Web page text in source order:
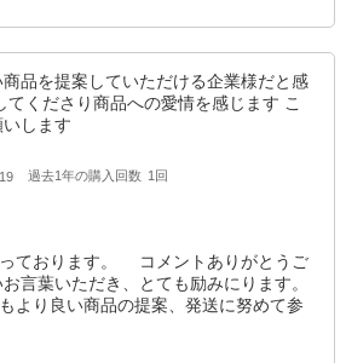
品を提案していただける企業様だと感
てくださり商品への愛情を感じます こ
します
過去1年の購入回数 1回
ております。 コメントありがとうご
言葉いただき、とても励みにります。
より良い商品の提案、発送に努めて参